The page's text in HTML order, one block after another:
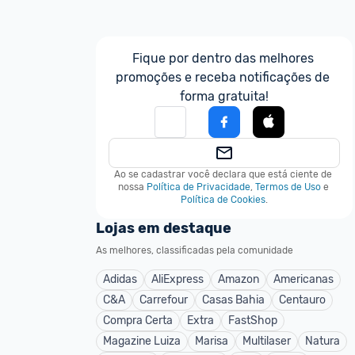
Fique por dentro das melhores
promoções e receba notificações de
forma gratuita!
Ao se cadastrar você declara que está ciente de
nossa Política de Privacidade, Termos de Uso e
Política de Cookies.
Lojas em destaque
As melhores, classificadas pela comunidade
Adidas AliExpress Amazon
Americanas
C&A
Carrefour Casas Bahia
Centauro
Compra Certa
Extra
FastShop
Magazine Luiza
Marisa Multilaser
Natura